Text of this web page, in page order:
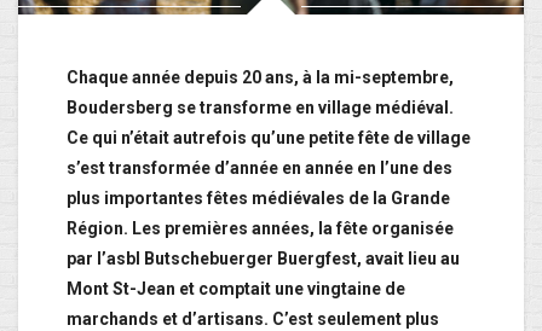
Chaque année depuis 20 ans, à la mi-septembre,
Boudersberg se transforme en village médiéval.
Ce qui n’était autrefois qu’une petite fête de village
s’est transformée d’année en année en l’une des
plus importantes fêtes médiévales de la Grande
Région. Les premières années, la fête organisée
par l’asbl Butschebuerger Buergfest, avait lieu au
Mont St-Jean et comptait une vingtaine de
marchands et d’artisans. C’est seulement plus